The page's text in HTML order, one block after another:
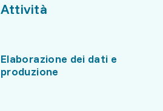
Attività
Elaborazione dei dati e
produzione